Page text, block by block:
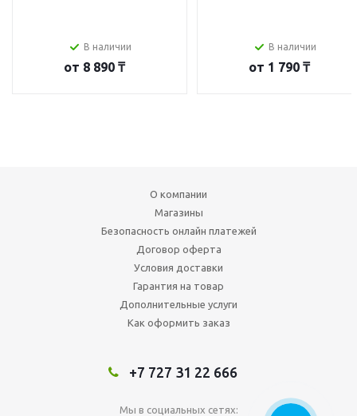
В наличии
от 8 890 ₸
В наличии
от 1 790 ₸
О компании
Магазины
Безопасность онлайн платежей
Договор оферта
Условия доставки
Гарантия на товар
Дополнительные услуги
Как оформить заказ
+7 727 31 22 666
Мы в социальных сетях: